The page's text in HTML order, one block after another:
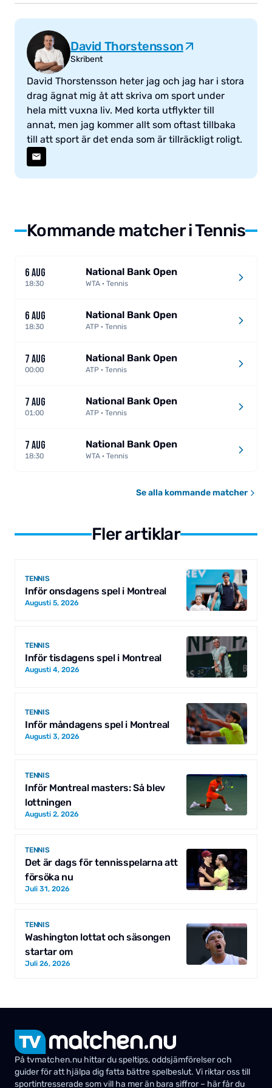
David Thorstensson
Skribent
David Thorstensson heter jag och jag har i stora
drag ägnat mig åt att skriva om sport under
hela mitt vuxna liv. Med korta utflykter till
annat, men jag kommer allt som oftast tillbaka
till att sport är det enda som är tillräckligt roligt.
Kommande matcher i Tennis
6 AUG
18:30
National Bank Open
WTA · Tennis
6 AUG
18:30
National Bank Open
ATP · Tennis
7 AUG
00:00
National Bank Open
ATP · Tennis
7 AUG
01:00
National Bank Open
ATP · Tennis
7 AUG
18:30
National Bank Open
WTA · Tennis
Se alla kommande matcher
Fler artiklar
TENNIS
Inför onsdagens spel i Montreal
Augusti 5, 2026
TENNIS
Inför tisdagens spel i Montreal
Augusti 4, 2026
TENNIS
Inför måndagens spel i Montreal
Augusti 3, 2026
TENNIS
Inför Montreal masters: Så blev
lottningen
Augusti 2, 2026
TENNIS
Det är dags för tennisspelarna att
försöka nu
Juli 31, 2026
TENNIS
Washington lottat och säsongen
startar om
Juli 26, 2026
På tvmatchen.nu hittar du speltips, oddsjämförelser och
guider för att hjälpa dig fatta bättre spelbeslut. Vi riktar oss till
sportintresserade som vill ha mer än bara siffror – här får du